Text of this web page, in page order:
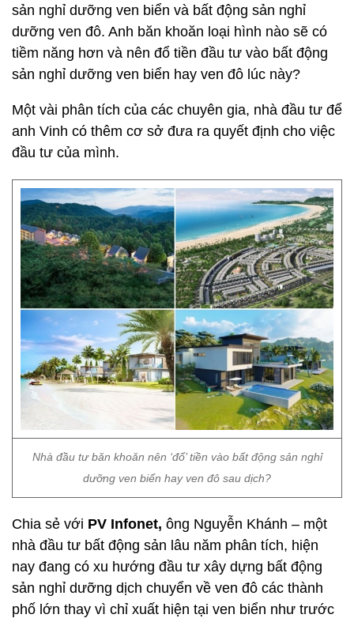
sản nghỉ dưỡng ven biển và bất động sản nghỉ
dưỡng ven đô. Anh băn khoăn loại hình nào sẽ có
tiềm năng hơn và nên đổ tiền đầu tư vào bất động
sản nghỉ dưỡng ven biển hay ven đô lúc này?
Một vài phân tích của các chuyên gia, nhà đầu tư để
anh Vinh có thêm cơ sở đưa ra quyết định cho việc
đầu tư của mình.
Nhà đầu tư băn khoăn nên ‘đổ’ tiền vào bất động sản nghỉ
dưỡng ven biển hay ven đô sau dịch?
Chia sẻ với PV Infonet, ông Nguyễn Khánh – một
nhà đầu tư bất động sản lâu năm phân tích, hiện
nay đang có xu hướng đầu tư xây dựng bất động
sản nghỉ dưỡng dịch chuyển về ven đô các thành
phố lớn thay vì chỉ xuất hiện tại ven biển như trước